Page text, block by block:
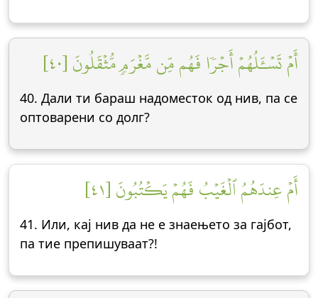
أَمۡ تَسۡـَٔلُهُمۡ أَجۡرٗا فَهُم مِّن مَّغۡرَمٖ مُّثۡقَلُونَ [٤٠]
40. Дали ти бараш надоместок од нив, па се
оптоварени со долг?
أَمۡ عِندَهُمُ ٱلۡغَيۡبُ فَهُمۡ يَكۡتُبُونَ [٤١]
41. Или, кај нив да не е знаењето за гајбот,
па тие препишуваат?!